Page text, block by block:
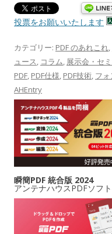
投票をお願いいたします
カテゴリー: PDF のあれこれ,
ュース, コラム, 展示会・セ
PDF, PDF仕様, PDF技術, フォ
AHEntry
瞬簡PDF 統合版 2024
アンテナハウスPDFソフ